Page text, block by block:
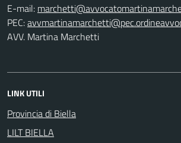
E-mail:
PEC:
AVV. Martina Marchetti
LINK UTILI
Provincia di Biella
LILT BIELLA